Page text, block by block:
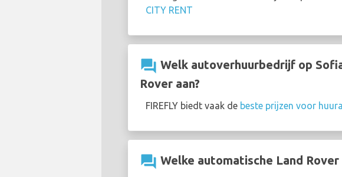
CITY RENT
question_answer Welk autoverhuurbedrijf op
Rover aan?
FIREFLY biedt vaak de beste prijzen voor
question_answer Welke automatische Land